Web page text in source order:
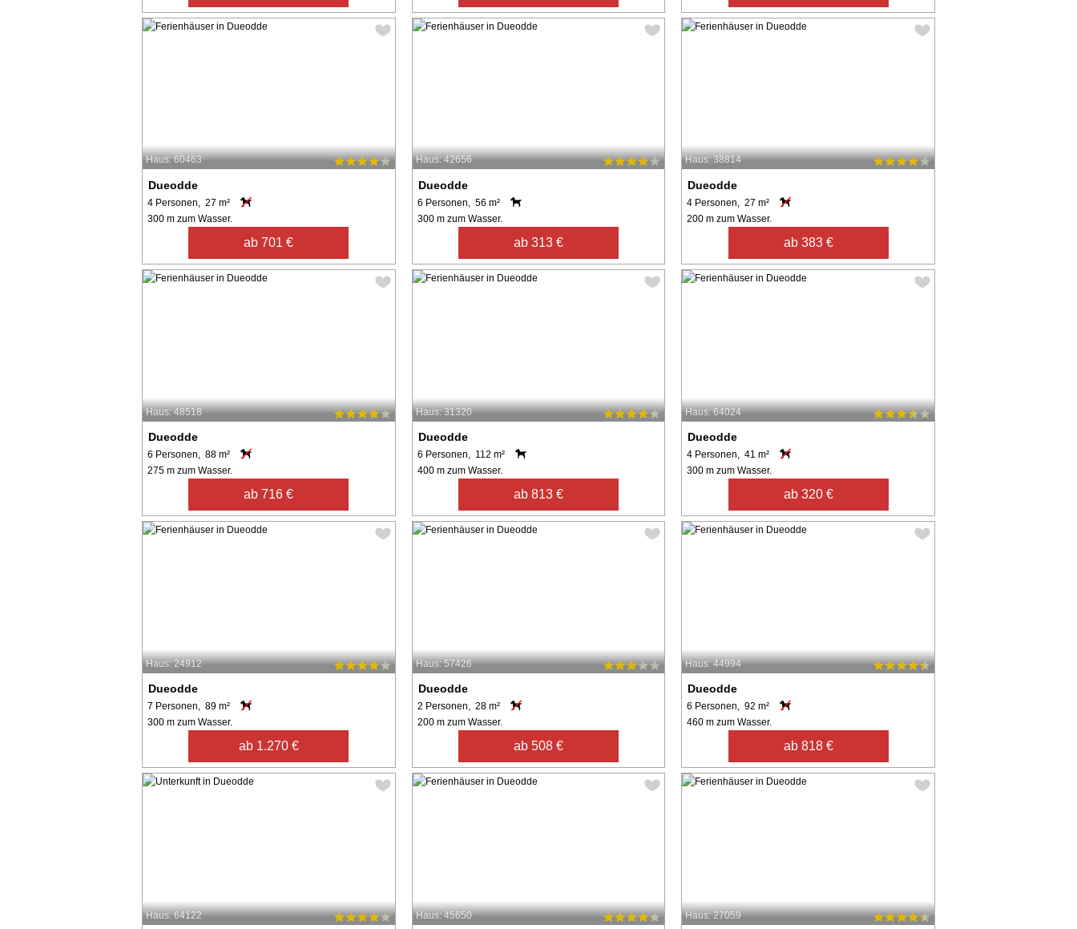
Haus: 60463
Dueodde
4 Personen, 27 m²
300 m zum Wasser.
ab 701 €
Haus: 42656
Dueodde
6 Personen, 56 m²
300 m zum Wasser.
ab 313 €
Haus: 38814
Dueodde
4 Personen, 27 m²
200 m zum Wasser.
ab 383 €
Haus: 48518
Dueodde
6 Personen, 88 m²
275 m zum Wasser.
ab 716 €
Haus: 31320
Dueodde
6 Personen, 112 m²
400 m zum Wasser.
ab 813 €
Haus: 64024
Dueodde
4 Personen, 41 m²
300 m zum Wasser.
ab 320 €
Haus: 24912
Dueodde
7 Personen, 89 m²
300 m zum Wasser.
ab 1.270 €
Haus: 57426
Dueodde
2 Personen, 28 m²
200 m zum Wasser.
ab 508 €
Haus: 44994
Dueodde
6 Personen, 92 m²
460 m zum Wasser.
ab 818 €
Haus: 64122 Haus: 45650 Haus: 27059